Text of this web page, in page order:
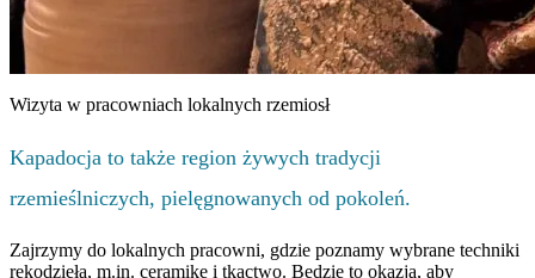
Wizyta w pracowniach lokalnych rzemiosł
Kapadocja to także region żywych tradycji
rzemieślniczych, pielęgnowanych od pokoleń.
Zajrzymy do lokalnych pracowni, gdzie poznamy wybrane techniki
rękodzieła, m.in. ceramikę i tkactwo. Będzie to okazja, aby